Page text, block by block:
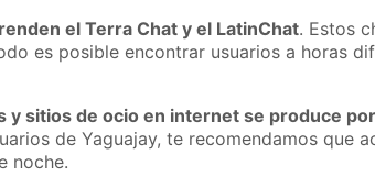
el Terra Chat y el LatinChat. Estos
es posible encontrar usuarios a horas
y sitios de ocio en internet se produce
de Yaguajay, te recomendamos que
noche.